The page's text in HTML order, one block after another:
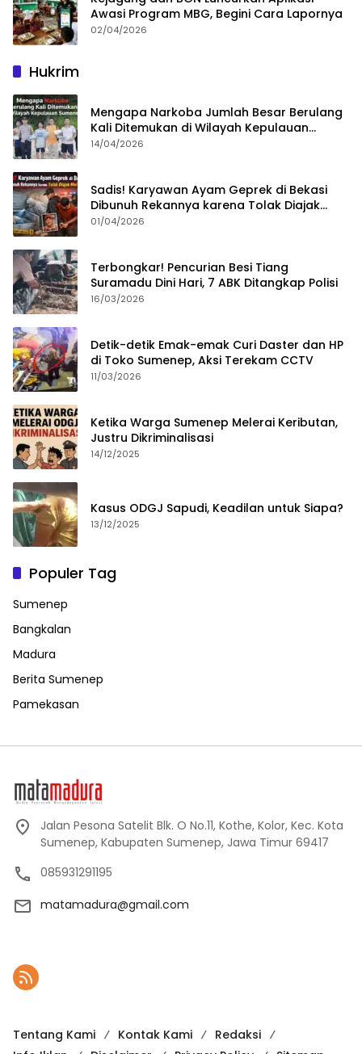
Awasi Program MBG, Begini Cara Lapornya
02/04/2026
Hukrim
Mengapa Narkoba Jumlah Besar Berulang
Kali Ditemukan di Wilayah Kepulauan
Sumenep?
14/04/2026
Sadis! Karyawan Ayam Geprek di Bekasi
Dibunuh Rekannya karena Tolak Diajak
Merampok Majikan
01/04/2026
Terbongkar! Pencurian Besi Tiang
Suramadu Dini Hari, 7 ABK Ditangkap Polisi
16/03/2026
Detik-detik Emak-emak Curi Daster dan HP
di Toko Sumenep, Aksi Terekam CCTV
11/03/2026
Ketika Warga Sumenep Melerai Keributan,
Justru Dikriminalisasi
14/12/2025
Kasus ODGJ Sapudi, Keadilan untuk Siapa?
13/12/2025
Populer Tag
Sumenep
Bangkalan
Madura
Berita Sumenep
Pamekasan
Jalan Pesona Satelit Blk. O No.11, Kothe, Kolor, Kec. Kota
Sumenep, Kabupaten Sumenep, Jawa Timur 69417
085931291195
matamadura@gmail.com
Tentang Kami Kontak Kami
Redaksi